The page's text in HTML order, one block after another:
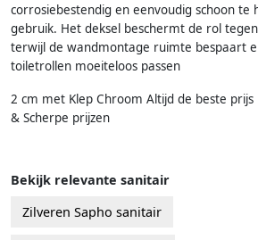
corrosiebestendig en eenvoudig schoon te
gebruik. Het deksel beschermt de rol
terwijl de wandmontage ruimte bespaart
toiletrollen moeiteloos passen
2 cm met Klep Chroom Altijd de beste
& Scherpe prijzen
Bekijk relevante sanitair
Zilveren Sapho sanitair